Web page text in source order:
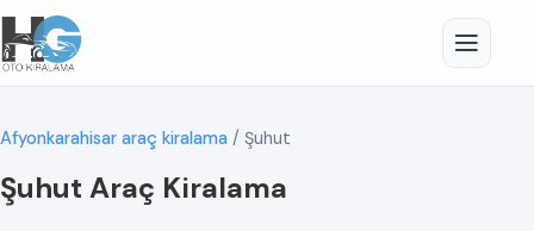
Afyonkarahisar araç kiralama / Şuhut
Şuhut Araç Kiralama